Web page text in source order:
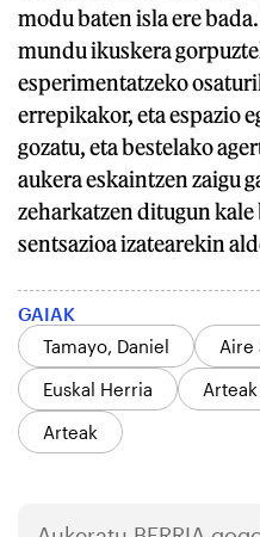
modu baten isla ere
mundu ikuskera
esperimentatzeko
errepikakor, eta espazio
gozatu, eta bestelako
aukera eskaintzen zaigu
zeharkatzen ditugun
sentsazioa izatearekin
GAIAK
Tamayo, Daniel
Aire
Euskal Herria
Arteak